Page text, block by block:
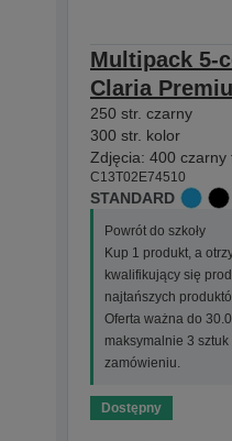
Multipack 5-
Claria
250 str. czarny
300 str. kolor
Zdjęcia: 400 czarny
C13T02E74510
STANDARD
Powrót do szkoły
Kup 1 produkt, a
kwalifikujący się
najtańszych
Oferta ważna do
maksymalnie 3
zamówieniu.
Dostępny